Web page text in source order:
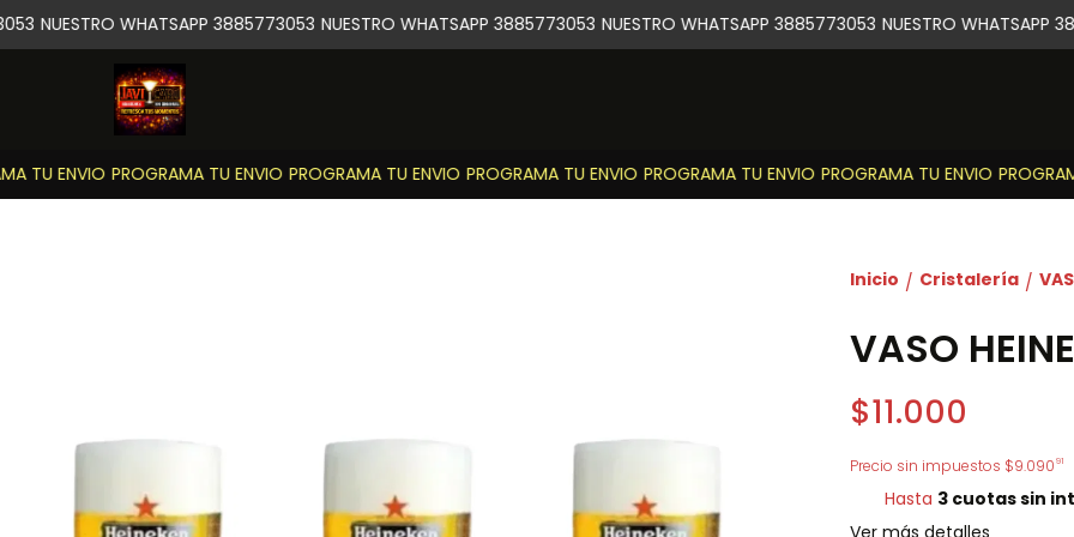
TU ENVIO PROGRAMA TU ENVIO PROGRAMA TU ENVIO PROGRAMA TU ENVIO PROGRAMA TU ENVIO PROGRAMA TU ENVIO
NUESTRO WHATSAPP 3885773053 NUESTRO WHATSAPP 3885773053 NUESTRO WHATSAPP 3885773053 NUESTRO WHATSAPP
Inicio / Cristalería /
VASO
$11.000
Precio sin impuestos $9.09091
Hasta 3 cuotas sin
Ver más detalles